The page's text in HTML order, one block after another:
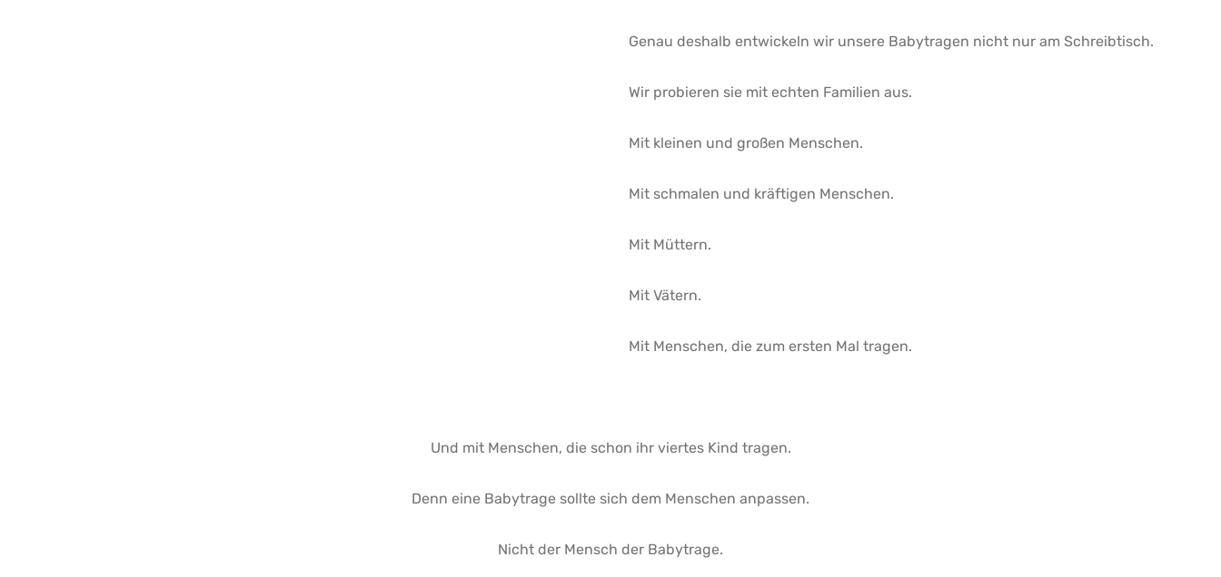
Genau deshalb entwickeln wir unsere Babytragen nicht nur am Schreibtisch.
Wir probieren sie mit echten Familien aus.
Mit kleinen und großen Menschen.
Mit schmalen und kräftigen Menschen.
Mit Müttern.
Mit Vätern.
Mit Menschen, die zum ersten Mal tragen.
Und mit Menschen, die schon ihr viertes Kind tragen.
Denn eine Babytrage sollte sich dem Menschen anpassen.
Nicht der Mensch der Babytrage.